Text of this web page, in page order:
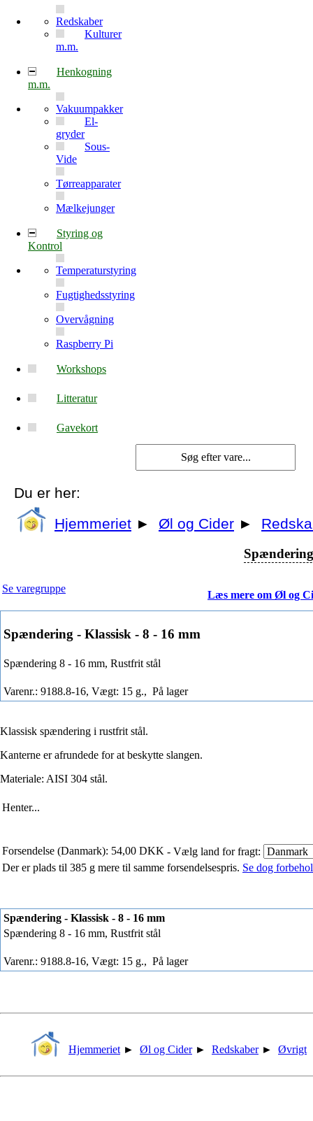
Redskaber
Kulturer
m.m.
Henkogning
m.m.
Vakuumpakker
El-
gryder
Sous-
Vide
Tørreapparater
Mælkejunger
Styring og
Kontrol
Temperaturstyring
Fugtighedsstyring
Overvågning
Raspberry Pi
Workshops
Litteratur
Gavekort
Du er her:
Hjemmeriet ► Øl og Cider ►
Se varegruppe
Læs mere om Øl og
Spændering - Klassisk - 8 - 16 mm
Spændering 8 - 16 mm, Rustfrit stål
Varenr.: 9188.8-16, Vægt: 15 g., På lager
Klassisk spændering i rustfrit stål.
Kanterne er afrundede for at beskytte slangen.
Materiale: AISI 304 stål.
Henter...
Forsendelse (Danmark): 54,00 DKK - Vælg land for fragt:
Der er plads til 385 g mere til samme forsendelsespris. Se dog
Spændering - Klassisk - 8 - 16 mm
Spændering 8 - 16 mm, Rustfrit stål
Varenr.: 9188.8-16, Vægt: 15 g., På lager
Hjemmeriet ► Øl og Cider ► Redskaber ► Øvrigt